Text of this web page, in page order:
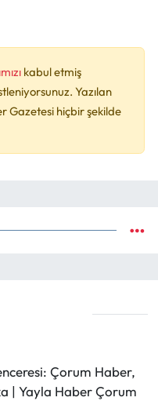
kabul etmiş
Yazılan
Gazetesi hiçbir şekilde
Çorum Haber,
| Yayla Haber Çorum